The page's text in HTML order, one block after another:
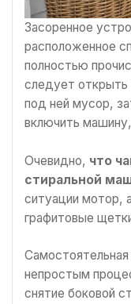
Засоренное
расположенное
полностью
следует открыть
под ней мусор,
включить
Очевидно, что
стиральной
ситуации мотор,
графитовые
Самостоятельная
непростым
снятие боковой